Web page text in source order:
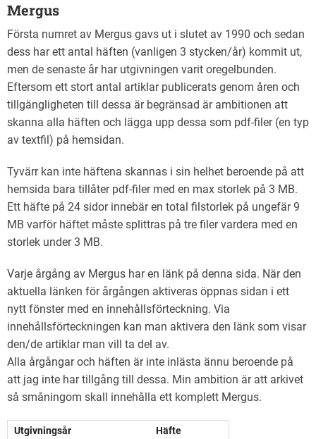
Mergus
Första numret av Mergus gavs ut i slutet av 1990 och sedan
dess har ett antal häften (vanligen 3 stycken/år) kommit ut,
men de senaste år har utgivningen varit oregelbunden.
Eftersom ett stort antal artiklar publicerats genom åren och
tillgängligheten till dessa är begränsad är ambitionen att
skanna alla häften och lägga upp dessa som pdf-filer (en typ
av textfil) på hemsidan.
Tyvärr kan inte häftena skannas i sin helhet beroende på att
hemsida bara tillåter pdf-filer med en max storlek på 3 MB.
Ett häfte på 24 sidor innebär en total filstorlek på ungefär 9
MB varför häftet måste splittras på tre filer vardera med en
storlek under 3 MB.
Varje årgång av Mergus har en länk på denna sida. När den
aktuella länken för årgången aktiveras öppnas sidan i ett
nytt fönster med en innehållsförteckning. Via
innehållsförteckningen kan man aktivera den länk som visar
den/de artiklar man vill ta del av.
Alla årgångar och häften är inte inlästa ännu beroende på
att jag inte har tillgång till dessa. Min ambition är att arkivet
så småningom skall innehålla ett komplett Mergus.
Utgivningsår
Häfte